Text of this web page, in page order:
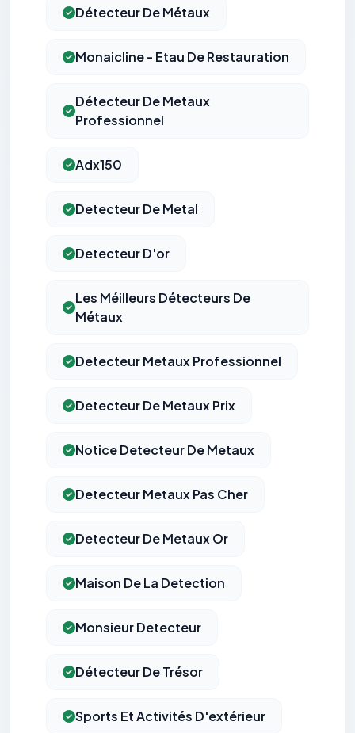
Détecteur De Métaux
Monaicline - Etau De Restauration
Détecteur De Metaux
Professionnel
Adx150
Detecteur De Metal
Detecteur D'or
Les Méilleurs Détecteurs De
Métaux
Detecteur Metaux Professionnel
Detecteur De Metaux Prix
Notice Detecteur De Metaux
Detecteur Metaux Pas Cher
Detecteur De Metaux Or
Maison De La Detection
Monsieur Detecteur
Détecteur De Trésor
Sports Et Activités D'extérieur